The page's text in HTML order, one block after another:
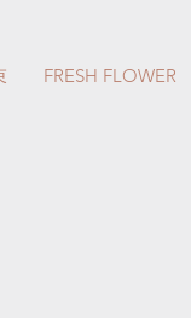
FRESH FLOWER